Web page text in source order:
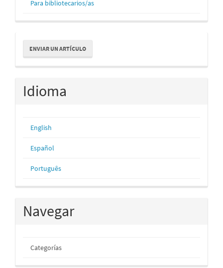
Para bibliotecarios/as
Enviar
un
artículo
ENVIAR UN ARTÍCULO
Idioma
English
Español
Português
Navegar
Categorías